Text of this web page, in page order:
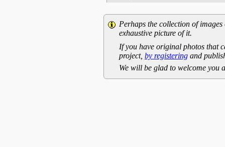
Perhaps the collection of
exhaustive picture of it.
If you have original photos that
project, by registering and
We will be glad to welcome